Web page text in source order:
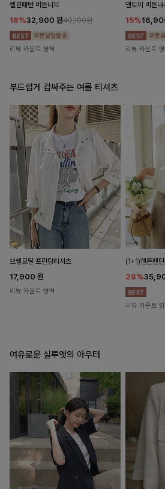
캘핀패턴 버튼니트
18%32,900 원40,100원
리뷰 카운트 영역
앤토이 버튼나
15%
리뷰 카운트 영
부드럽게 감싸주는 여름 티셔츠
브쉘모달 프린팅티셔츠
17,900 원
리뷰 카운트 영역
(1+1)앤튼펜
28%
리뷰 카운트 영
여유로운 실루엣의 아우터